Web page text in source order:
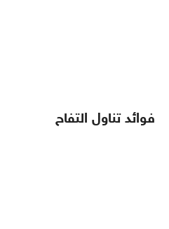
فوائد تناول التفاح